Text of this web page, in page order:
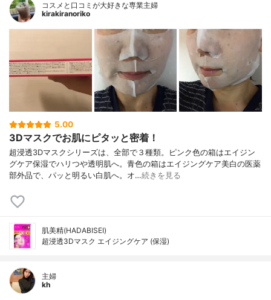
コスメと口コミが大好きな専業主婦
kirakiranoriko
5.00
3Dマスクでお肌にピタッと密着！
超浸透3Dマスクシリーズは、全部で３種類。ピンク色の箱はエイジン
グケア保湿でハリつや透明肌へ。青色の箱はエイジングケア美白の医薬
部外品で、パッと明るい白肌へ。オ…続きを見る
肌美精(HADABISEI)
超浸透3Dマスク エイジングケア (保湿)
主婦
kh